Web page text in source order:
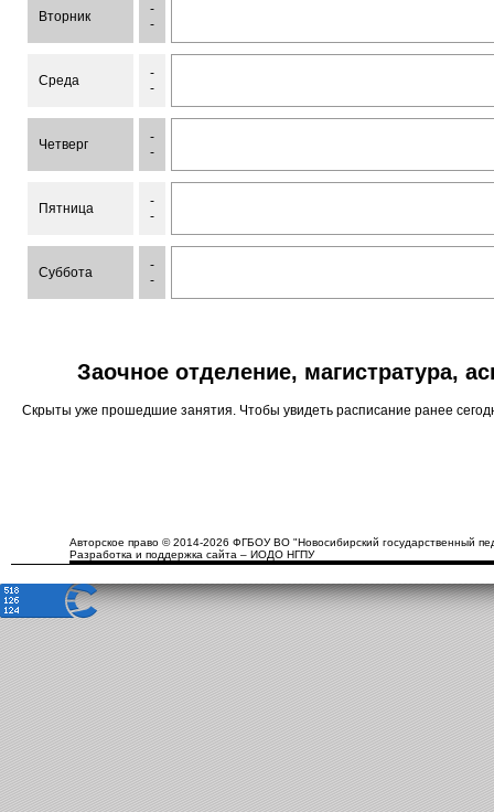
Вторник
-
-
Среда
-
-
Четверг
-
-
Пятница
-
-
Суббота
-
-
Заочное отделение, магистратура,
Скрыты уже прошедшие занятия. Чтобы увидеть расписание ранее
Авторское право © 2014-2026 ФГБОУ ВО "Новосибирский государственный
Разработка и поддержка сайта – ИОДО НГПУ